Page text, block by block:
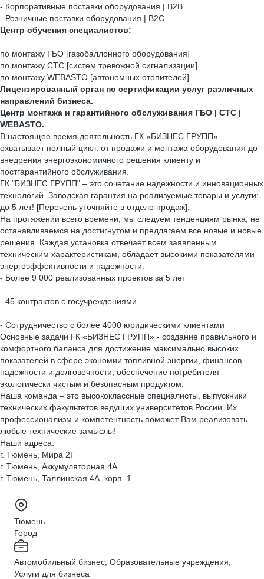
- Корпоративные поставки оборудования | B2B
- Розничные поставки оборудования | B2C
Центр обучения специалистов:
по монтажу ГБО [газобаллонного оборудования]
по монтажу СТС [систем тревожной сигнализации]
по монтажу WEBASTO [автономных отопителей]
Лицензированный орган по сертификации услуг различных
направлений бизнеса.
Центр монтажа и гарантийного обслуживания ГБО | СТС |
WEBASTO.
В настоящее время деятельность ГК «БИЗНЕС ГРУПП»
охватывает полный цикл: от продажи и монтажа оборудования до
внедрения энергоэкономичного решения клиенту и
постгарантийного обслуживания.
ГК "БИЗНЕС ГРУПП" – это сочетание надежности и инновационных
технологий. Заводская гарантия на реализуемые товары и услуги:
до 5 лет! [Перечень уточняйте в отделе продаж].
На протяжении всего времени, мы следуем тенденциям рынка, не
останавливаемся на достигнутом и предлагаем все новые и новые
решения. Каждая установка отвечает всем заявленным
техническим характеристикам, обладает высокими показателями
энергоэффективности и надежности.
- Более 9 000 реализованных проектов за 5 лет
- 45 контрактов с госучреждениями
- Сотрудничество с более 4000 юридическими клиентами
Основные задачи ГК «БИЗНЕС ГРУПП» - создание правильного и
комфортного баланса для достижение максимально высоких
показателей в сфере экономии топливной энергии, финансов,
надежности и долговечности, обеспечение потребителя
экологически чистым и безопасным продуктом.
Наша команда – это высококлассные специалисты, выпускники
технических факультетов ведущих университетов России. Их
профессионализм и компетентность поможет Вам реализовать
любые технические замыслы!
Наши адреса:
г. Тюмень, Мира 2Г
г. Тюмень, Аккумуляторная 4А
г. Тюмень, Таллинская 4А, корп. 1
Тюмень
Город
Автомобильный бизнес, Образовательные учреждения,
Услуги для бизнеса